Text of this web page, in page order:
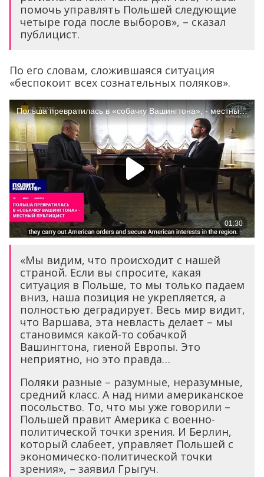
помочь управлять Польшей следующие
четыре года после выборов», – сказал
публицист.
По его словам, сложившаяся ситуация
«беспокоит всех сознательных поляков».
«Мы видим, что происходит с нашей
страной. Если вы спросите, какая
ситуация в Польше, то мы только падаем
вниз, наша позиция не укрепляется, а
полностью деградирует. Весь мир видит,
что Варшава, эта невласть делает – мы
становимся какой-то собачкой
Вашингтона, гиеной Европы. Это
неприятно, но это правда…
Поляки разные – разумные, неразумные,
средний класс. А над ними американское
посольство. То, что мы уже говорили –
Польшей правит Америка с военно-
политической точки зрения. И Берлин,
который слабеет, управляет Польшей с
экономическо-политической точки
зрения», – заявил Грыгуч.